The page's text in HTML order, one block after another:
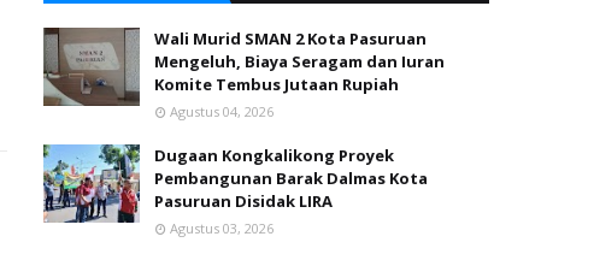
Wali Murid SMAN 2 Kota Pasuruan
Mengeluh, Biaya Seragam dan Iuran
Komite Tembus Jutaan Rupiah
Agustus 04, 2026
Dugaan Kongkalikong Proyek
Pembangunan Barak Dalmas Kota
Pasuruan Disidak LIRA
Agustus 03, 2026